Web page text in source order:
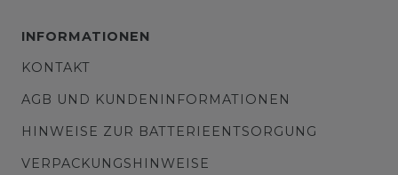
INFORMATIONEN
KONTAKT
AGB UND KUNDENINFORMATIONEN
HINWEISE ZUR BATTERIEENTSORGUNG
VERPACKUNGSHINWEISE